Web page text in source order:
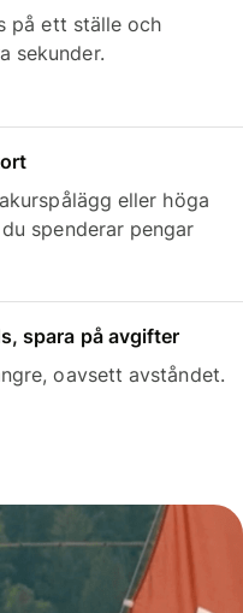
på ett ställe och
sekunder.
eller höga
spenderar pengar
spara på avgifter
oavsett avståndet.